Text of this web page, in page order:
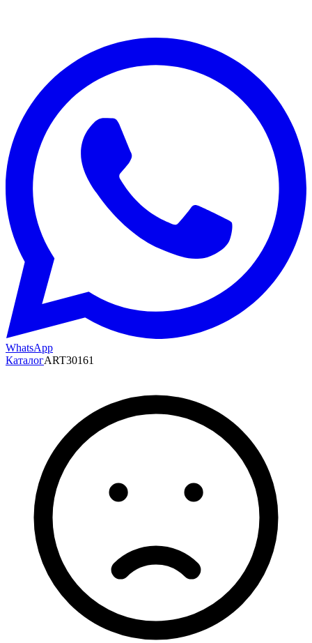
WhatsApp
КаталогART30161